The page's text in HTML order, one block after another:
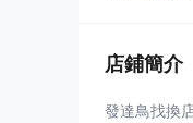
店鋪簡介
發達鳥找換